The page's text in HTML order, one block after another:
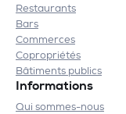
Restaurants
Bars
Commerces
Copropriétés
Bâtiments publics
Informations
Qui sommes-nous